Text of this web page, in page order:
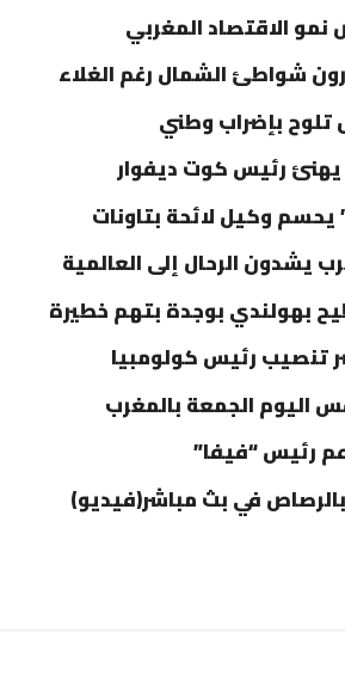
الاقتصاد المغربي
شواطئ الشمال رغم الغلاء
تلوح بإضراب وطني
يهنئ رئيس كوت ديفوار
يحسم وكيل لائحة بتاونات
يشدون الرحال إلى العالمية
بهولندي بوجدة بتهم خطيرة
تنصيب رئيس كولومبيا
اليوم الجمعة بالمغرب
رئيس “فيفا”
في بث مباشر(فيديو)